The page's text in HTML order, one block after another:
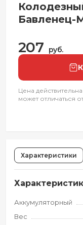
Бавленец-
207 руб.
Цена
может отличаться
Характеристики
Аккумуляторный
Вес